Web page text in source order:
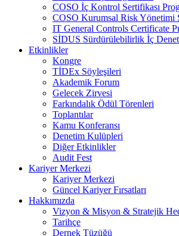
COSO İç Kontrol Sertifikası
COSO Kurumsal Risk Yönetimi
IT General Controls Certificate
SİDUS Sürdürülebilirlik İç
Etkinlikler
Kongre
TİDEx Söyleşileri
Akademik Forum
Gelecek Zirvesi
Farkındalık Ödül Törenleri
Toplantılar
Kamu Konferansı
Denetim Kulüpleri
Diğer Etkinlikler
Audit Fest
Kariyer Merkezi
Kariyer Merkezi
Güncel Kariyer Fırsatları
Hakkımızda
Vizyon & Misyon & Stratejik
Tarihçe
Dernek Tüzüğü